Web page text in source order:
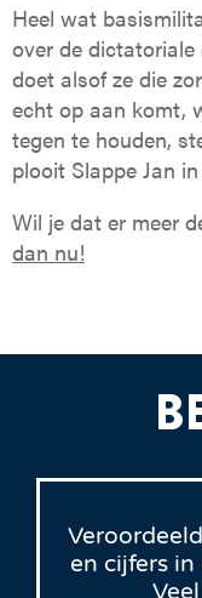
Heel wat
over de
doet alsof ze die
echt op aan komt,
tegen te houden,
plooit Slappe Jan
Wil je dat er meer
dan nu!
en cijfers